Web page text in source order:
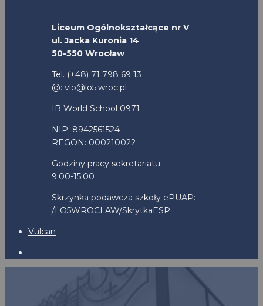
Liceum Ogólnokształcące nr V
ul. Jacka Kuronia 14
50-550 Wrocław
Tel. (+48) 71 798 69 13
@: vlo@lo5.wroc.pl
IB World School 0971
NIP: 8942561524
REGON: 000210022
Godziny pracy sekretariatu:
9:00-15:00
Skrzynka podawcza szkoły ePUAP:
/LO5WROCLAW/SkrytkaESP
Vulcan